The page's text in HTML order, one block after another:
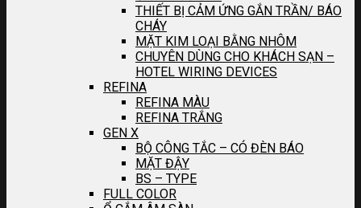
THIẾT BỊ CẢM ỨNG GẮN TRẦN/ BÁO
CHÁY
MẶT KIM LOẠI BẰNG NHÔM
CHUYÊN DÙNG CHO KHÁCH SẠN –
HOTEL WIRING DEVICES
REFINA
REFINA MÀU
REFINA TRẮNG
GEN X
BỘ CÔNG TẮC – CÓ ĐÈN BÁO
MẶT ĐẬY
BS – TYPE
FULL COLOR